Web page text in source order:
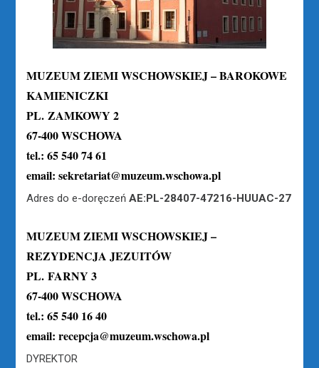
MUZEUM ZIEMI WSCHOWSKIEJ – BAROKOWE
KAMIENICZKI
PL. ZAMKOWY 2
67-400 WSCHOWA
tel.: 65 540 74 61
email: sekretariat@muzeum.wschowa.pl
Adres do e-doręczeń AE:PL-28407-47216-HUUAC-27
MUZEUM ZIEMI WSCHOWSKIEJ –
REZYDENCJA JEZUITÓW
PL. FARNY 3
67-400 WSCHOWA
tel.: 65 540 16 40
email: recepcja@muzeum.wschowa.pl
DYREKTOR